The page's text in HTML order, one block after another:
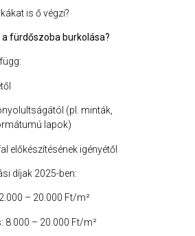
is ő végzi?
a fürdőszoba burkolása?
(pl. minták,
lapok)
előkészítésének igényétől
díjak 2025-ben:
– 20.000 Ft/m²
8.000 – 20.000 Ft/m²